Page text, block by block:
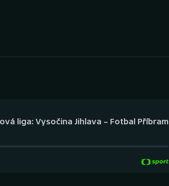
Plážový volejbal
liga: Vysočina Jihlava – Fotbal Příbram